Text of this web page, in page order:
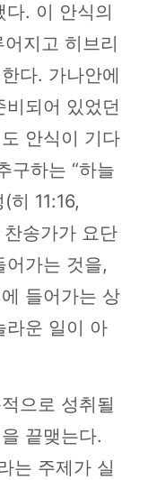
. 이 안식의
지고 히브리
다. 가나안에
되어 있었던
안식이 기다
구하는 “하늘
히 11:16,
송가가 요단
어가는 것을,
들어가는 상
라운 일이 아
으로 성취될
끝맺는다.
는 주제가 실